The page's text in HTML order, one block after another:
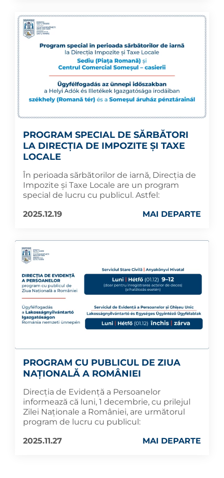
PROGRAM SPECIAL DE SĂRBĂTORI
LA DIRECȚIA DE IMPOZITE ȘI TAXE
LOCALE
În perioada sărbătorilor de iarnă, Direcția de
Impozite și Taxe Locale are un program
special de lucru cu publicul. Astfel:
2025.12.19
MAI DEPARTE
PROGRAM CU PUBLICUL DE ZIUA
NAȚIONALĂ A ROMÂNIEI
Direcția de Evidență a Persoanelor
informează că luni, 1 decembrie, cu prilejul
Zilei Naționale a României, are următorul
program de lucru cu publicul:
2025.11.27
MAI DEPARTE